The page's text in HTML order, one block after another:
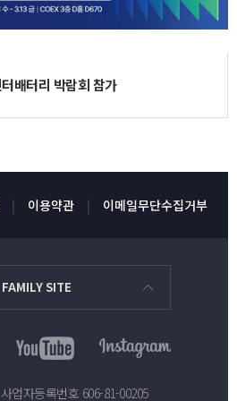
배터리 박람회 참가
이용약관 이메일무단수집거부
FAMILY SITE
사업자등록번호 606-81-00205